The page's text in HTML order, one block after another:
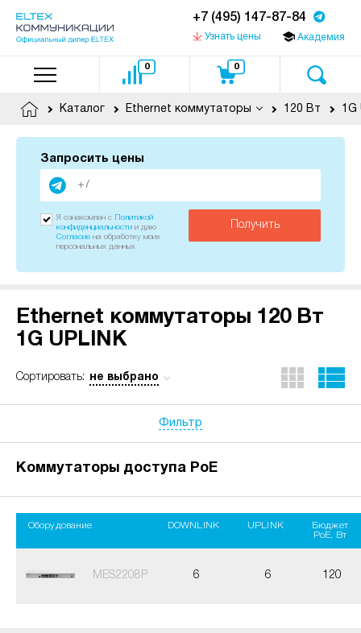
+7 (495) 147-87-84
Узнать цены Академия
0 0
Каталог Ethernet коммутаторы 120 Вт 1G
Запросить цены
Получить
Я ознакомлен с
Политикой
конфиденциальности и даю
Согласие на обработку моих
персональных данных
Ethernet коммутаторы 120 Вт
1G UPLINK
Сортировать: не выбрано
Фильтр
Коммутаторы доступа PoE
Оборудование DOWNLINK UPLINK
Бюджет
PoE, Вт
MES2208P 6 6 120